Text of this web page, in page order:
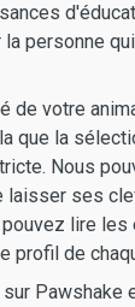
personne
de votre
que la
Nous
ses
lire les
profil de
Pawshake